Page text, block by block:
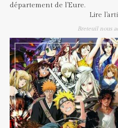
département de l'Eure.
Lire
Breteuil nous